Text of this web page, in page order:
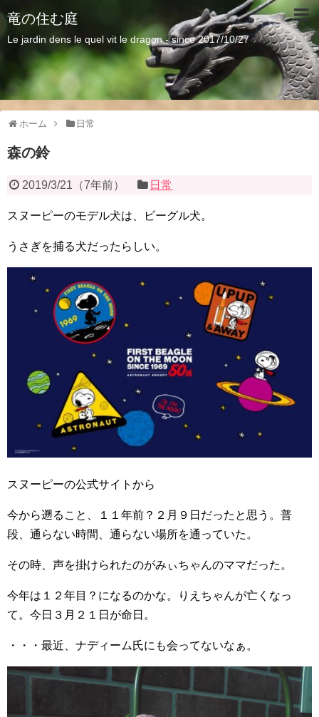
竜の住む庭
Le jardin dens le quel vit le dragon - since 2017/10/27
ホーム 日常
森の鈴
2019/3/21 （7年前） 日常
スヌーピーのモデル犬は、ビーグル犬。
うさぎを捕る犬だったらしい。
スヌーピーの公式サイトから
今から遡ること、１１年前？２月９日だったと思う。普
段、通らない時間、通らない場所を通っていた。
その時、声を掛けられたのがみぃちゃんのママだった。
今年は１２年目？になるのかな。りえちゃんが亡くなっ
て。今日３月２１日が命日。
・・・最近、ナディーム氏にも会ってないなぁ。